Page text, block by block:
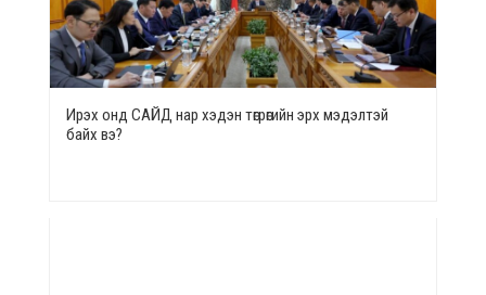
Ирэх онд САЙД нар хэдэн төгрөгийн эрх мэдэлтэй
байх вэ?